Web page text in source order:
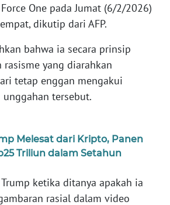
One pada Jumat (6/2/2026)
dikutip dari AFP.
bahwa ia secara prinsip
yang diarahkan
tetap enggan mengakui
tersebut.
Melesat dari Kripto, Panen
Triliun dalam Setahun
Trump ketika ditanya apakah ia
rasial dalam video